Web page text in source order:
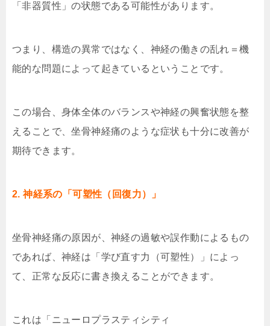
「非器質性」の状態である可能性があります。
つまり、構造の異常ではなく、神経の働きの乱れ＝機
能的な問題によって起きているということです。
この場合、身体全体のバランスや神経の興奮状態を整
えることで、坐骨神経痛のような症状も十分に改善が
期待できます。
2. 神経系の「可塑性（回復力）」
坐骨神経痛の原因が、神経の過敏や誤作動によるもの
であれば、神経は「学び直す力（可塑性）」によっ
て、正常な反応に書き換えることができます。
これは「ニューロプラスティシティ